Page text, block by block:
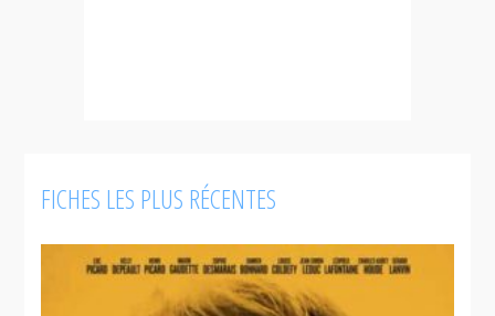
FICHES LES PLUS RÉCENTES